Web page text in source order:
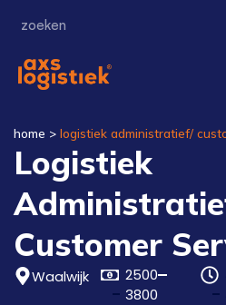
home > logistiek administratief/
Logistiek
Customer
Waalwijk
2500
3800